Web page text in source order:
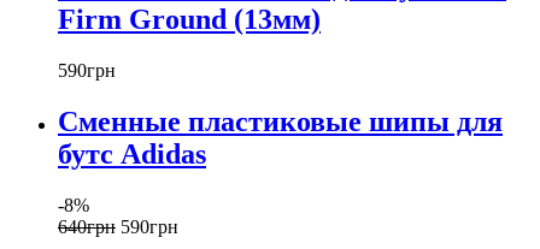
Firm Ground (13мм)
590грн
Сменные пластиковые шипы для
бутс Adidas
-8%
640грн 590грн